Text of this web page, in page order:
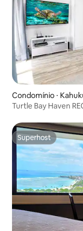
Condomínio ⋅
Turtle Bay Haven
Superhost
Superhost